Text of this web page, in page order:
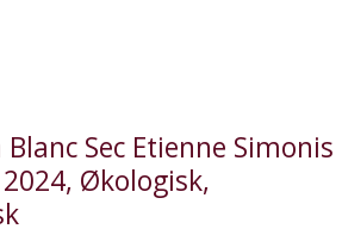
Sec Etienne Simonis
2024, Økologisk,